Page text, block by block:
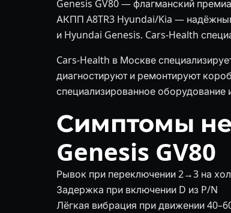
Genesis GV80 — флагманский
АКПП A8TR3 Hyundai/Kia —
и Hyundai Genesis. Cars-Health
Cars-Health в Москве
диагностируют и ремонтируют
специализированное оборудование
Симптомы
Genesis GV80
Рывок при переключении 2→3 на
Задержка при включении D из P/N
Лёгкая вибрация при движении